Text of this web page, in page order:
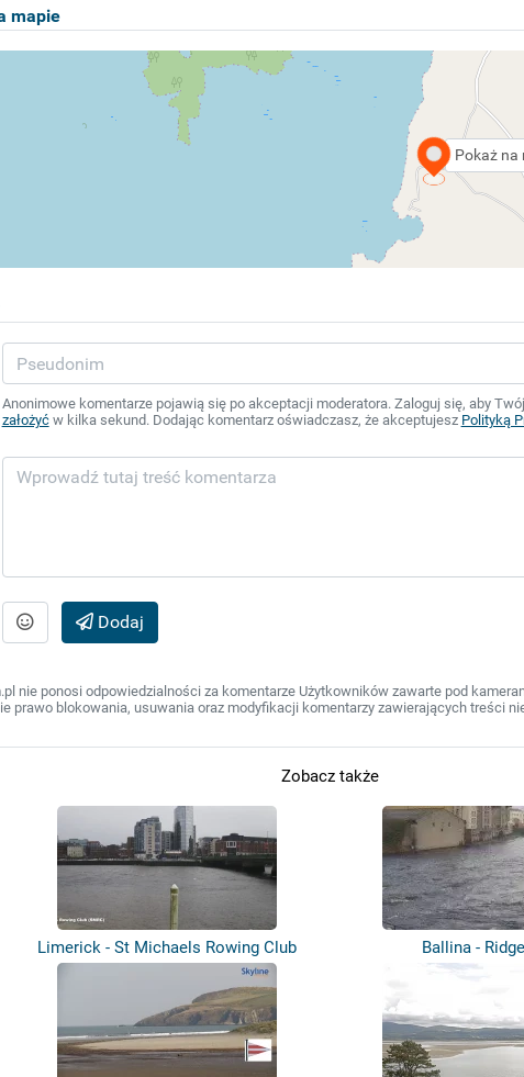
mapie
Pokaż na
Anonimowe komentarze pojawią się po akceptacji moderatora. Zaloguj się, aby
założyćw kilka sekund. Dodając komentarz oświadczasz, że akceptujesz Polityką
Dodaj
nie ponosi odpowiedzialności za komentarze Użytkowników zawarte pod
prawo blokowania, usuwania oraz modyfikacji komentarzy zawierających treści
Zobacz także
Limerick - St Michaels Rowing Club Ballina -